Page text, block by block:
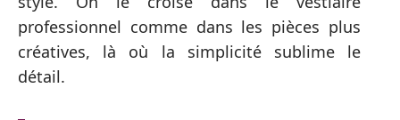
professionnel comme dans les pièces plus
créatives, là où la simplicité sublime le
détail.